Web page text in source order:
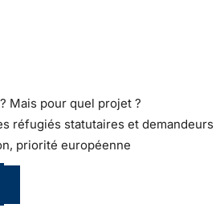
Mais pour quel projet ?
réfugiés statutaires et
priorité européenne